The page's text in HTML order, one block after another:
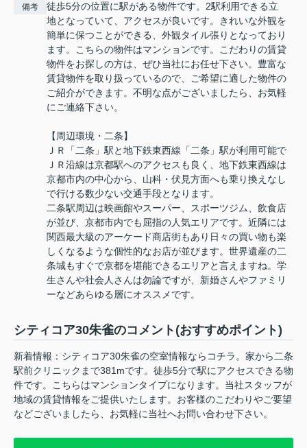
備考
徒歩5分の位置に駅がある物件です。2駅利用できる立
地となっていて、アクセスが良いです。きれいな外観を
簡単に保つことができる、外観タイル張りとなっており
ます。こちらの物件はマンションです。こだわりの賃貸
物件をお探しの方は、ぜひ当社にお任せ下さい。豊富な
賃貸物件を取り扱っているので、ご希望に適した物件の
ご紹介ができます。不明な点がございましたら、お気軽
にご連絡下さい。
【周辺環境・二条】
ＪＲ「二条」駅と地下鉄東西線「二条」駅が利用可能で
ＪＲ沿線は京都駅へのアクセスも良く、地下鉄東西線は
京都市内の中心から、山科・伏見方面へも乗り換えなし
で行ける数少ない交通手段となります。
二条駅周辺は映画館やスーパー、スポーツジム、飲食店
が並び、京都市内でも屈指の人気エリアです。近隣には
関西最大級のアーケード商店街もあり日々の買い物も楽
しくなるような個性的なお店が並びます。世界遺産の二
条城もすぐで京都を堪能できるエリアと言えますね。学
生さんや社会人さんは勿論ですが、新婚さんやファミリ
ーなどあらゆる層にオススメです。
シティコア30朱雀のコメント(おすすめポイント)
新着情報：シティコア30朱雀の空室情報ならコチラ。家から二条
駅前クリニックまで381mです。徒歩5分で駅にアクセスできる物
件です。こちらはマンションタイプになります。当社スタッフが
地域の賃貸情報をご提供いたします。お客様のこだわりやご要望
などございましたら、お気軽に当社へお問い合わせ下さい。